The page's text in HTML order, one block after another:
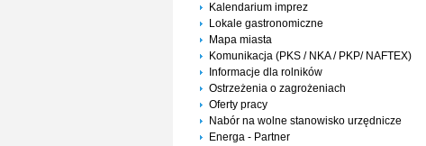
Kalendarium imprez
Lokale gastronomiczne
Mapa miasta
Komunikacja (PKS / NKA / PKP/ NAFTEX)
Informacje dla rolników
Ostrzeżenia o zagrożeniach
Oferty pracy
Nabór na wolne stanowisko urzędnicze
Energa - Partner